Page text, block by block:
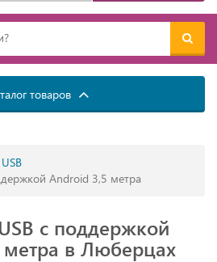
товаров
Android 3,5 метра
с поддержкой
в Люберцах